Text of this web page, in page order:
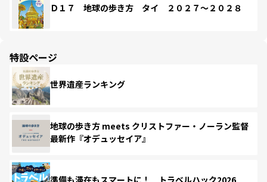
Ｄ１７ 地球の歩き方 タイ ２０２７～２０２８
特設ページ
世界遺産ランキング
地球の歩き方 meets クリストファー・ノーラン監督
最新作『オデュッセイア』